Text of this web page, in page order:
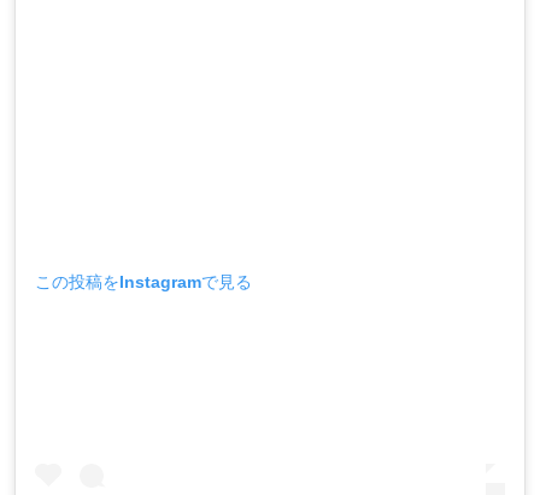
この投稿をInstagramで見る